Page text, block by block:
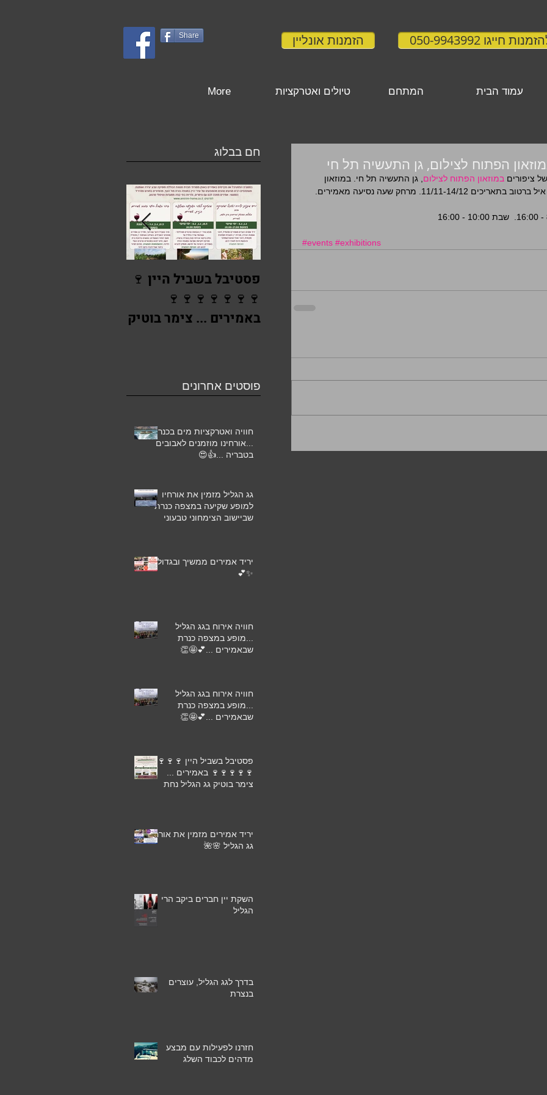
Share הזמנות אונליין חייגו 050-9943992
עמוד הבית המתחם טיולים ואטרקציות More
חם בבלוג
פסטיבל בשביל היין 🍷
🍷🍷🍷🍷🍷🍷🍷
באמירים ... צימר בוטיק
פוסטים אחרונים
חוויה ואטרקציות מים בכנרת
...אורחינו מוזמנים לאבובים
בטבריה ...👍😍
גג הגליל מזמין את אורחיו
למופע שקיעה במצפה כנרת
שביישוב הצימחוני טבעוני
יריד אמירים ממשיך ובגדול
✨💕
חוויה אירוח בגג הגליל
...מופע במצפה כנרת
שבאמירים ...💕🤩👏
חוויה אירוח בגג הגליל
...מופע במצפה כנרת
שבאמירים ...💕🤩👏
פסטיבל בשביל היין 🍷🍷🍷
🍷🍷🍷🍷🍷 באמירים ...
צימר בוטיק גג הגליל נחת
יריד אמירים מזמין את אורחי
גג הגליל 🌸🌺
השקת יין חברים ביקב הרי
הגליל
בדרך לגג הגליל, עוצרים
בנצרת
חזרנו לפעילות עם מבצע
מדהים לכבוד השלג
הפתוח לצילום, גן התעשיה תל חי
ציפורים במוזאון הפתוח לצילום , גן התעשיה תל חי. במוזאון
מוצגת התערוכה "ארץ אחרת" של הצלם איל ברטוב בתאריכים 11/11-14/12. מרחק שעה נסיעה מאמירים.
#events #exhibitions